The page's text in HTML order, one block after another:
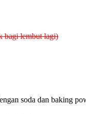
bagi lembut lagi)
soda dan baking